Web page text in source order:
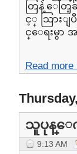
တြနဲ့ ေတြ့
င့္ သြားျ
င္ေရးမွာ အ
Read more
သူပုန္ေက်
9:13 AM